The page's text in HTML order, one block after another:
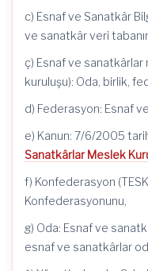
c) Esnaf ve Sanatkâr
ve sanatkâr veri
ç) Esnaf ve sanatkârlar
kuruluşu): Oda, birlik,
d) Federasyon: Esnaf
e) Kanun: 7/6/2005
Sanatkârlar Meslek
f) Konfederasyon
Konfederasyonunu,
g) Oda: Esnaf ve
esnaf ve sanatkârlar